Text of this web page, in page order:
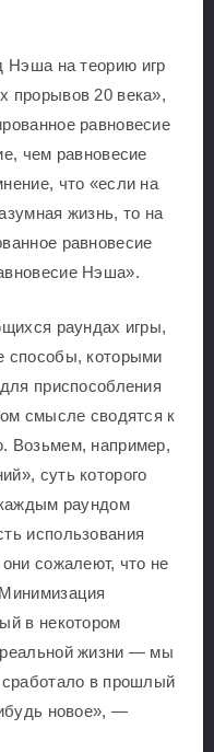
Нэша на теорию игр
прорывов 20 века»,
равновесие
чем равновесие
что «если на
жизнь, то на
равновесие
Нэша».
раундах игры,
способы, которыми
приспособления
смысле сводятся к
Возьмем, например,
суть которого
раундом
использования
сожалеют, что не
в некотором
жизни — мы
в прошлый
новое», —